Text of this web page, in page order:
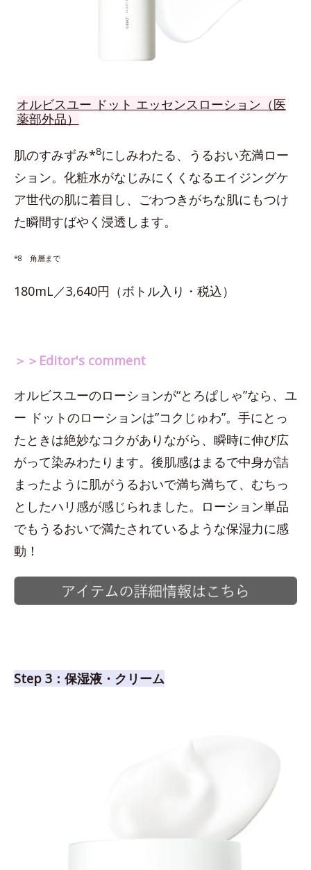
オルビスユー ドット エッセンスローション（医
薬部外品）
肌のすみずみ*8にしみわたる、うるおい充満ロー
ション。化粧水がなじみにくくなるエイジングケ
ア世代の肌に着目し、ごわつきがちな肌にもつけ
た瞬間すばやく浸透します。
*8 角層まで
180mL／3,640円（ボトル入り・税込）
＞＞Editor's comment
オルビスユーのローションが“とろぱしゃ”なら、ユ
ー ドットのローションは”コクじゅわ”。手にとっ
たときは絶妙なコクがありながら、瞬時に伸び広
がって染みわたります。後肌感はまるで中身が詰
まったように肌がうるおいで満ち満ちて、むちっ
としたハリ感が感じられました。ローション単品
でもうるおいで満たされているような保湿力に感
動！
Step 3：保湿液・クリーム